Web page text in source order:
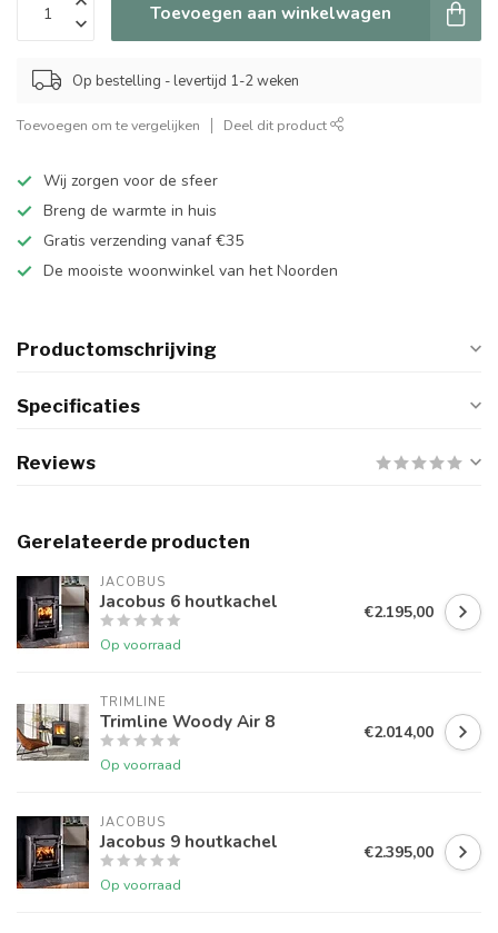
Toevoegen aan winkelwagen
Op bestelling - levertijd 1-2 weken
Toevoegen om te vergelijken Deel dit product
Wij zorgen voor de sfeer
Breng de warmte in huis
Gratis verzending vanaf €35
De mooiste woonwinkel van het Noorden
Productomschrijving
Specificaties
Reviews
Gerelateerde producten
JACOBUS
Jacobus 6 houtkachel
Op voorraad
€2.195,00
TRIMLINE
Trimline Woody Air 8
Op voorraad
€2.014,00
JACOBUS
Jacobus 9 houtkachel
Op voorraad
€2.395,00